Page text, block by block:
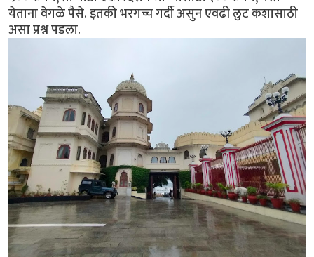
येताना वेगळे पैसे. इतकी भरगच्च गर्दी असुन एवढी लुट कशासाठी
असा प्रश्न पडला.